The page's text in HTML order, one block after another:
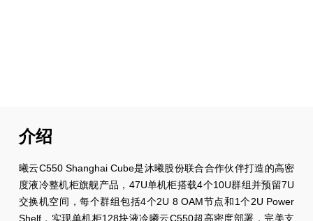
介绍
曦云C550 Shanghai Cube是沐曦股份联合合作伙伴打造的高密
度液冷整机柜旗舰产品，47U单机柜搭载4个10U群组并预留7U
交换机空间，每个群组包括4个2U 8 OAM节点和1个2U Power
Shelf，实现单机柜128块液冷曦云C550超高密度部署，完美支